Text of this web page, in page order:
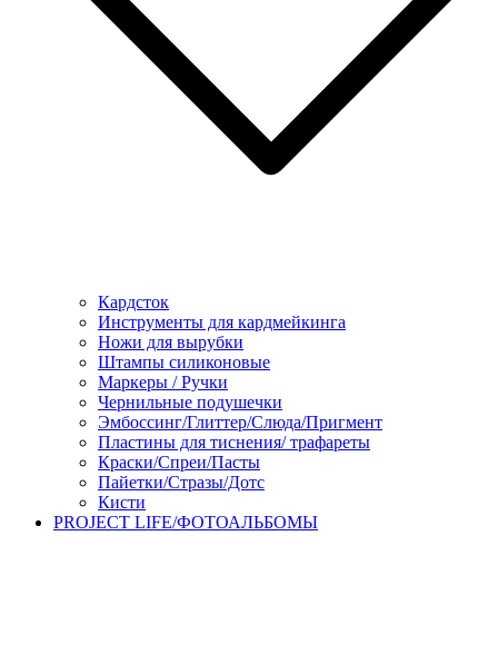
Кардсток
Инструменты для кардмейкинга
Ножи для вырубки
Штампы силиконовые
Маркеры / Ручки
Чернильные подушечки
Эмбоссинг/Глиттер/Слюда/Пригмент
Пластины для тиснения/ трафареты
Краски/Спреи/Пасты
Пайетки/Стразы/Дотс
Кисти
PROJECT LIFE/ФОТОАЛЬБОМЫ